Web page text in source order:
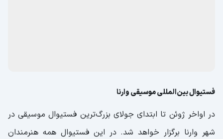
فستیوال بین‌المللی موسیقی وارنا
در اواخر ژوئن تا ابتدای جولای بزرگ‌ترین فستیوال موسیقی در
شهر وارنا برگزار خواهد شد. در این فستیوال همه هنرمندان